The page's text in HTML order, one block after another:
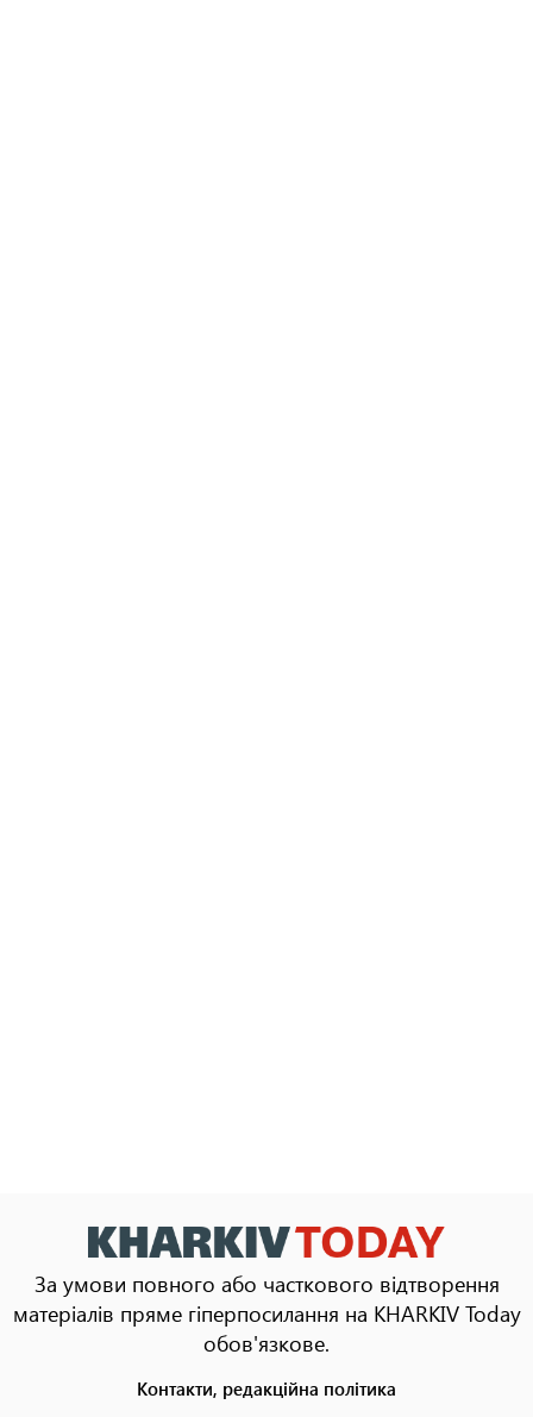
За умови повного або часткового відтворення
матеріалів пряме гіперпосилання на KHARKIV Today
обов'язкове.
Контакти, редакційна політика